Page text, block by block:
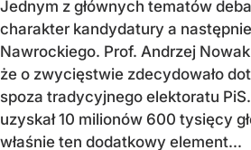
Jednym z głównych tematów
charakter kandydatury a
Nawrockiego. Prof. Andrzej Nowak
że o zwycięstwie zdecydowało
spoza tradycyjnego elektoratu
uzyskał 10 milionów 600 tysięcy
właśnie ten dodatkowy element...